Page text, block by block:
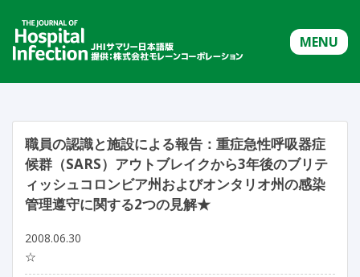
MENU
職員の認識と施設による報告：重症急性呼吸器症
候群（SARS）アウトブレイクから3年後のブリテ
ィッシュコロンビア州およびオンタリオ州の感染
管理遵守に関する2つの見解★
2008.06.30
☆